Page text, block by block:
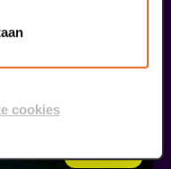
cookies